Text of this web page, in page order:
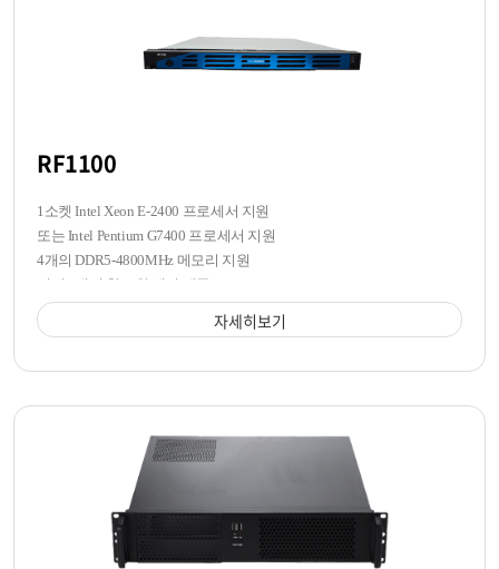
RF1100
1소켓 Intel Xeon E-2400 프로세서 지원
또는 Intel Pentium G7400 프로세서 지원
4개의 DDR5-4800MHz 메모리 지원
전면 4개의 핫스왑 베이 제공
자세히보기